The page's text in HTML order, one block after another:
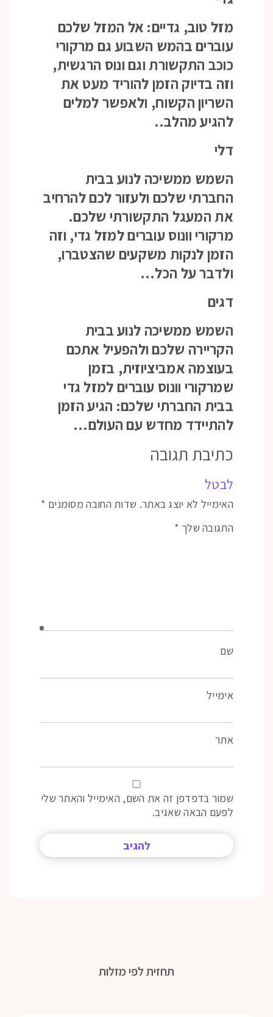
מזל טוב, גדיים: אל המזל שלכם
עוברים בהמש השבוע גם מרקורי
כוכב התקשורת וגם ונוס הרגשית,
וזה בדיוק הזמן להוריד מעט את
השריון הקשוח, ולאפשר למלים
להגיע מהלב..
דלי
השמש ממשיכה לנוע בבית
החברתי שלכם ולעזור לכם להרחיב
את המעגל התקשורתי שלכם.
מרקורי וונוס עוברים למזל גדי, וזה
הזמן לנקות משקעים שהצטברו,
ולדבר על הכל…
דגים
השמש ממשיכה לנוע בבית
הקריירה שלכם ולהפעיל אתכם
בעוצמה אמביציוזית, בזמן
שמרקורי וונוס עוברים למזל גדי
בבית החברתי שלכם: הגיע הזמן
להתיידד מחדש עם העולם…
כתיבת תגובה
לבטל
האימייל לא יוצג באתר. שדות החובה מסומנים *
התגובה שלך *
שם
אימייל
אתר
שמור בדפדפן זה את השם, האימייל והאתר שלי
לפעם הבאה שאגיב.
תחזית לפי מזלות